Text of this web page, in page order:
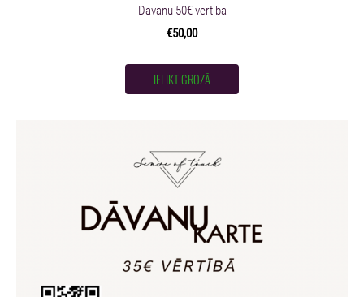
Dāvanu 50€ vērtībā
€50,00
IELIKT GROZĀ